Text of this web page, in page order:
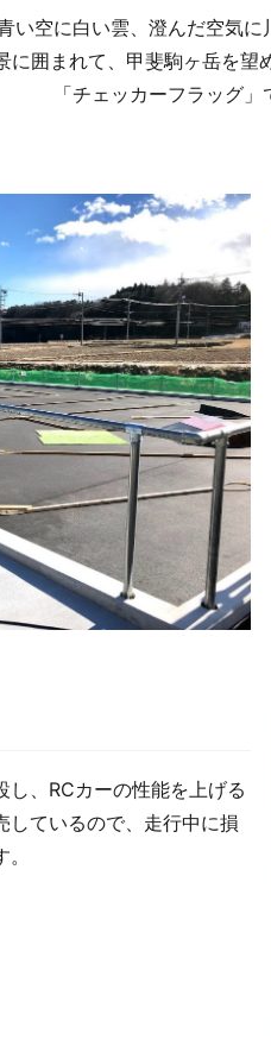
い空に白い雲、澄んだ空気に
に囲まれて、甲斐駒ヶ岳を望
「チェッカーフラッグ」
、RCカーの性能を上げる
しているので、走行中に損